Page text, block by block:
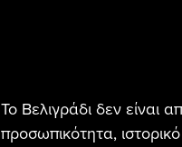
Το Βελιγράδι δεν είναι
προσωπικότητα,